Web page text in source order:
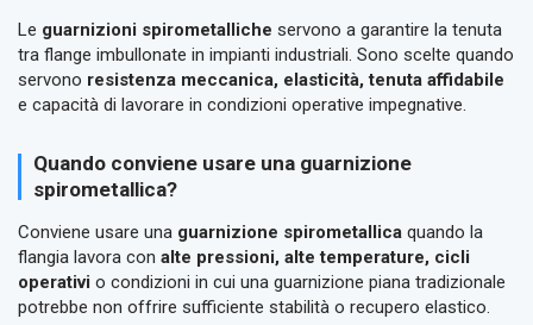
Le guarnizioni spirometalliche servono a garantire la tenuta
tra flange imbullonate in impianti industriali. Sono scelte quando
servono resistenza meccanica, elasticità, tenuta affidabile
e capacità di lavorare in condizioni operative impegnative.
Quando conviene usare una guarnizione
spirometallica?
Conviene usare una guarnizione spirometallica quando la
flangia lavora con alte pressioni, alte temperature, cicli
operativi o condizioni in cui una guarnizione piana tradizionale
potrebbe non offrire sufficiente stabilità o recupero elastico.